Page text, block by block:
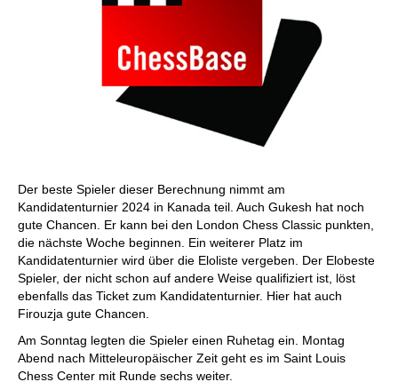
Der beste Spieler dieser Berechnung nimmt am
Kandidatenturnier 2024 in Kanada teil. Auch Gukesh hat noch
gute Chancen. Er kann bei den London Chess Classic punkten,
die nächste Woche beginnen. Ein weiterer Platz im
Kandidatenturnier wird über die Eloliste vergeben. Der Elobeste
Spieler, der nicht schon auf andere Weise qualifiziert ist, löst
ebenfalls das Ticket zum Kandidatenturnier. Hier hat auch
Firouzja gute Chancen.
Am Sonntag legten die Spieler einen Ruhetag ein. Montag
Abend nach Mitteleuropäischer Zeit geht es im Saint Louis
Chess Center mit Runde sechs weiter.